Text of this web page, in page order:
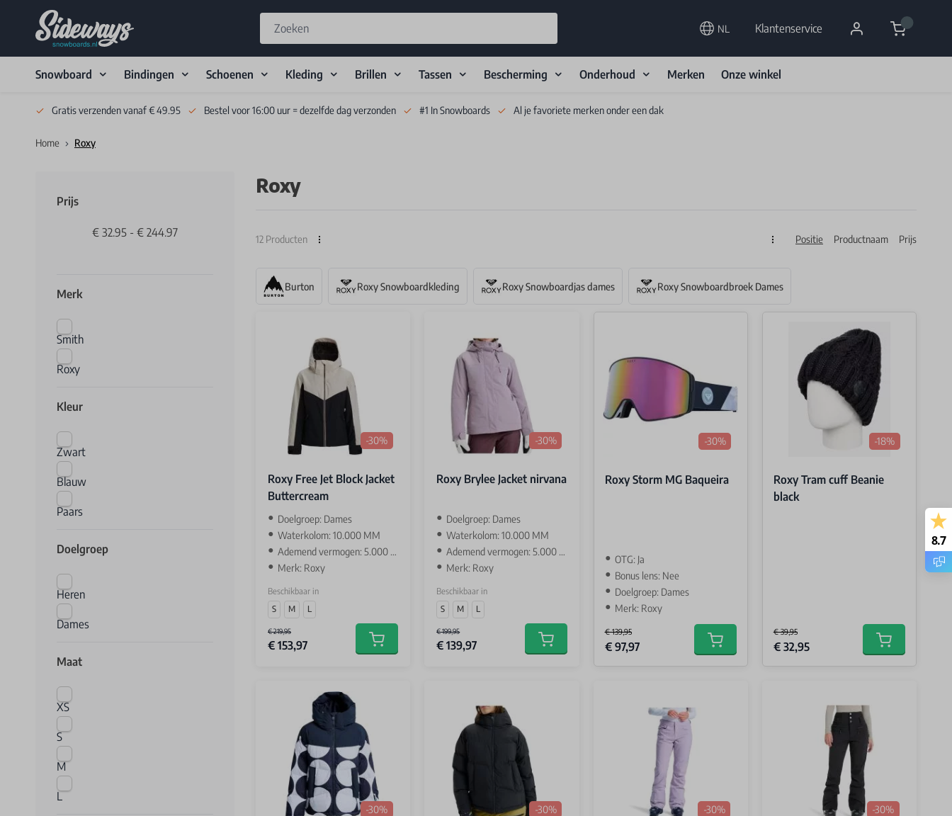
NL Klantenservice Cart
Snowboard Bindingen Schoenen Kleding Brillen Tassen Bescherming Onderhoud Merken Onze winkel
Gratis verzenden vanaf € 49.95 Bestel voor 16:00 uur = dezelfde dag verzonden #1 In Snowboards Al je favoriete merken onder een dak
Home Roxy
Prijs
€ 32.95 - € 244.97
Merk
Smith
Roxy
Kleur
Zwart
Blauw
Paars
Doelgroep
Heren
Dames
Maat
XS
S
M
L
Roxy
12 Producten
Sorteren op
Positie Productnaam Prijs
Burton Roxy Snowboardkleding Roxy Snowboardjas dames Roxy Snowboardbroek Dames
-30%
Roxy Free Jet Block Jacket
Buttercream
Doelgroep: Dames
Waterkolom: 10.000 MM
Ademend vermogen: 5.000 GR
Merk: Roxy
Beschikbaar in
S
M L
€ 219,95
€ 153,97 Add to cart
-30%
Roxy Brylee Jacket nirvana
Doelgroep: Dames
Waterkolom: 10.000 MM
Ademend vermogen: 5.000 GR
Merk: Roxy
Beschikbaar in
S
M L
€ 199,95
€ 139,97 Add to cart
-30%
Roxy Storm MG Baqueira
OTG: Ja
Bonus lens: Nee
Doelgroep: Dames
Merk: Roxy
€ 139,95
Special Price
€ 97,97 Add to cart
-18%
Roxy Tram cuff Beanie
black
€ 39,95
Special Price
€ 32,95 Add to cart
-30% -30% -30% -30%
8.7